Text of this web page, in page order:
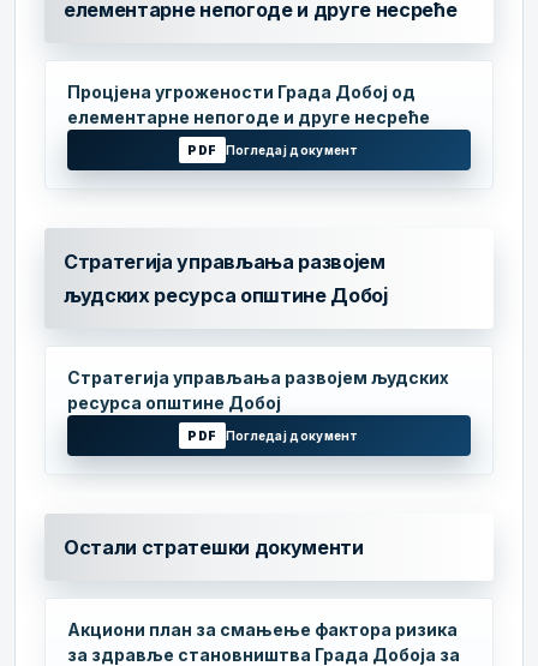
елементарне непогоде и друге несреће
Процјена угрожености Града Добој од
елементарне непогоде и друге несреће
PDF Погледај документ
Стратегија управљања развојем
људских ресурса општине Добој
Стратегија управљања развојем људских
ресурса општине Добој
PDF Погледај документ
Остали стратешки документи
Акциони план за смањење фактора ризика
за здравље становништва Града Добоја за